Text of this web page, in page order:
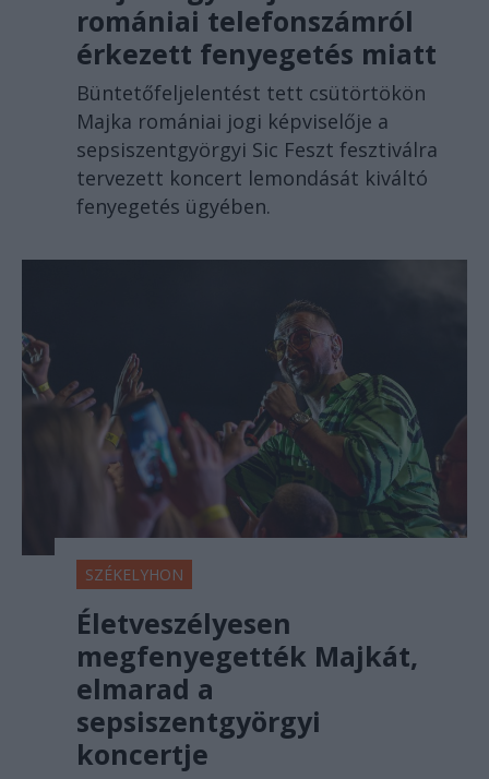
romániai telefonszámról
érkezett fenyegetés miatt
Büntetőfeljelentést tett csütörtökön
Majka romániai jogi képviselője a
sepsiszentgyörgyi Sic Feszt fesztiválra
tervezett koncert lemondását kiváltó
fenyegetés ügyében.
SZÉKELYHON
Életveszélyesen
megfenyegették Majkát,
elmarad a
sepsiszentgyörgyi
koncertje